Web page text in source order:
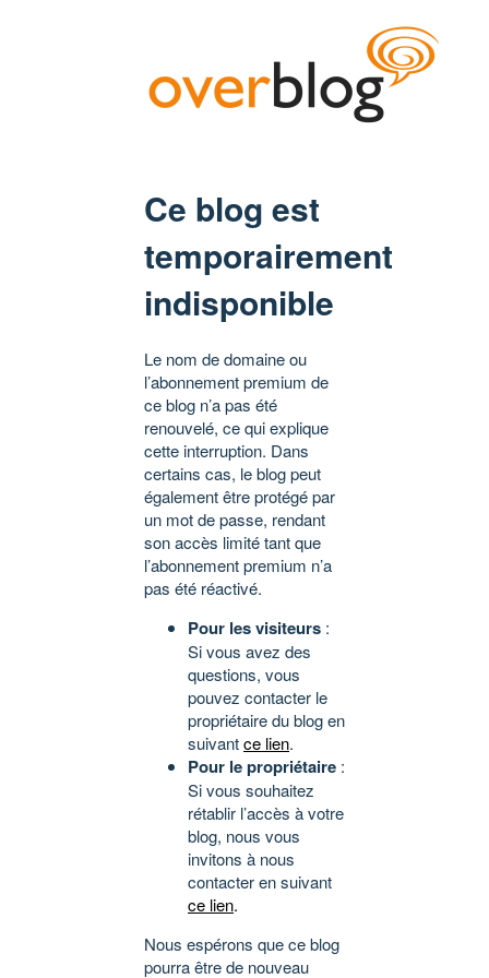
Ce blog est
temporairement
indisponible
Le nom de domaine ou
l’abonnement premium de
ce blog n’a pas été
renouvelé, ce qui explique
cette interruption. Dans
certains cas, le blog peut
également être protégé par
un mot de passe, rendant
son accès limité tant que
l’abonnement premium n’a
pas été réactivé.
Pour les visiteurs :
Si vous avez des
questions, vous
pouvez contacter le
propriétaire du blog en
suivantce lien.
Pour le propriétaire :
Si vous souhaitez
rétablir l’accès à votre
blog, nous vous
invitons à nous
contacter en suivant
ce lien.
Nous espérons que ce blog
pourra être de nouveau